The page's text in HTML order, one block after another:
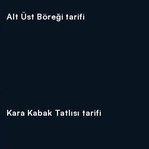
Alt Üst Böreği tarifi
Kara Kabak Tatlısı tarifi